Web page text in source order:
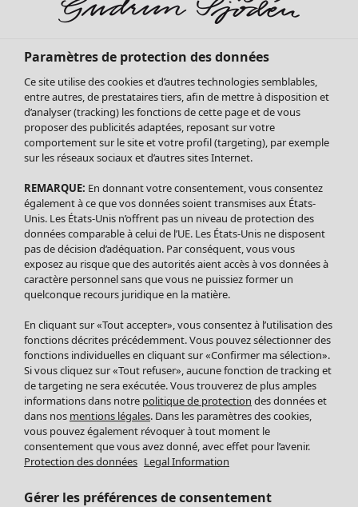
Soldes Vêtements
Tous les vêtements
Robes
Tuniques
Blouses
Tops
Gilets
Pantalon
Jupes
Leggings et collants
Accessoires
Chaussures
Vêtements de bain
Basics
Soldes Mobilier
Bonnes affaires déco
Décoration
Textiles
Tapis
Éponge
Paramètres de protection des données
Ce site utilise des cookies et d’autres technologies semblables,
entre autres, de prestataires tiers, afin de mettre à disposition et
d’analyser (tracking) les fonctions de cette page et de vous
proposer des publicités adaptées, reposant sur votre
comportement sur le site et votre profil (targeting), par exemple
sur les réseaux sociaux et d’autres sites Internet.
REMARQUE: En donnant votre consentement, vous consentez
également à ce que vos données soient transmises aux États-
Unis. Les États-Unis n’offrent pas un niveau de protection des
données comparable à celui de l’UE. Les États-Unis ne disposent
pas de décision d’adéquation. Par conséquent, vous vous
exposez au risque que des autorités aient accès à vos données à
caractère personnel sans que vous ne puissiez former un
quelconque recours juridique en la matière.
En cliquant sur «Tout accepter», vous consentez à l’utilisation des
fonctions décrites précédemment. Vous pouvez sélectionner des
fonctions individuelles en cliquant sur «Confirmer ma sélection».
Si vous cliquez sur «Tout refuser», aucune fonction de tracking et
de targeting ne sera exécutée. Vous trouverez de plus amples
informations dans notre politique de protection des données et
dans nos mentions légales. Dans les paramètres des cookies,
vous pouvez également révoquer à tout moment le
consentement que vous avez donné, avec effet pour l’avenir.
Protection des données Legal Information
Gérer les préférences de consentement